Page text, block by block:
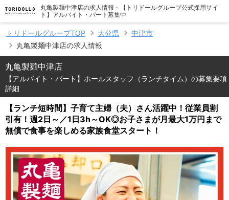
丸亀製麺中津店の求人情報 - 【トリドールグループ公式採用サイ
ト】アルバイト・パート募集中
トリドールグループTOP 大分県
中津市
丸亀製麺中津店の求人情報
丸亀製麺中津店
【アルバイト・パート】ホールスタッフ（ランチタイム）の募集要項
詳細
【ランチ短時間】子育て主婦（夫）さん活躍中！従業員割
引有！週2日～／1日3h～OK◎お子さまが月最大1万円まで
無償で食事を楽しめる家族食堂スタート！